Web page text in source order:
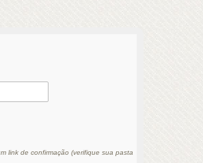
link de confirmação (verifique sua pasta